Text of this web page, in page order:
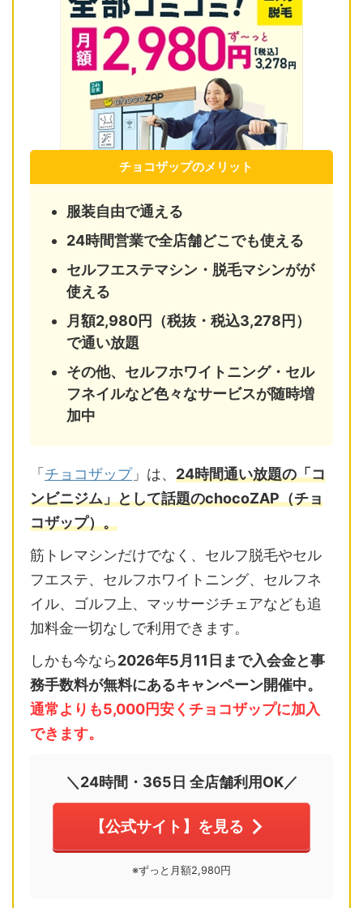
チョコザップのメリット
服装自由で通える
24時間営業で全店舗どこでも使える
セルフエステマシン・脱毛マシンがが
使える
月額2,980円（税抜・税込3,278円）
で通い放題
その他、セルフホワイトニング・セル
フネイルなど色々なサービスが随時増
加中
「 チョコザップ」は、 24時間通い放題の「コ
ンビニジム」として話題のchocoZAP（チョ
コザップ）。
筋トレマシンだけでなく、セルフ脱毛やセル
フエステ、セルフホワイトニング、セルフネ
イル、ゴルフ上、マッサージチェアなども追
加料金一切なしで利用できます。
しかも今なら2026年5月11日まで入会金と事
務手数料が無料にあるキャンペーン開催中。
通常よりも5,000円安くチョコザップに加入
できます。
＼24時間・365日 全店舗利用OK／
【公式サイト】を見る
※ずっと月額2,980円